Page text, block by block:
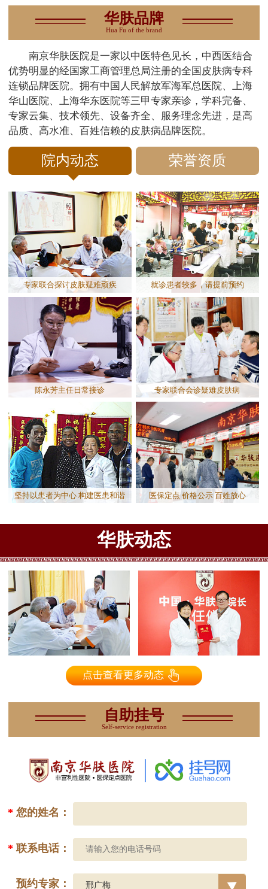
华肤品牌
Hua Fu of the brand
南京华肤医院是一家以中医特色见长，中西医结合
优势明显的经国家工商管理总局注册的全国皮肤病专科
连锁品牌医院。拥有中国人民解放军海军总医院、上海
华山医院、上海华东医院等三甲专家亲诊，学科完备、
专家云集、技术领先、设备齐全、服务理念先进，是高
品质、高水准、百姓信赖的皮肤病品牌医院。
院内动态 荣誉资质
专家联合探讨皮肤疑难顽疾 就诊患者较多，请提前预约
陈永芳主任日常接诊 专家联合会诊疑难皮肤病
坚持以患者为中心 构建医患和谐 医保定点 价格公示 百姓放心
华肤动态
点击查看更多动态
自助挂号
Self-service registration
*您的姓名：
*联系电话：
预约专家：